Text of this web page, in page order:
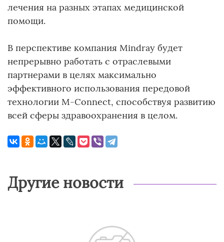
лечения на разных этапах медицинской
помощи.
В перспективе компания Mindray будет
непрерывно работать с отраслевыми
партнерами в целях максимально
эффективного использования передовой
технологии M-Connect, способствуя развитию
всей сферы здравоохранения в целом.
Другие новости